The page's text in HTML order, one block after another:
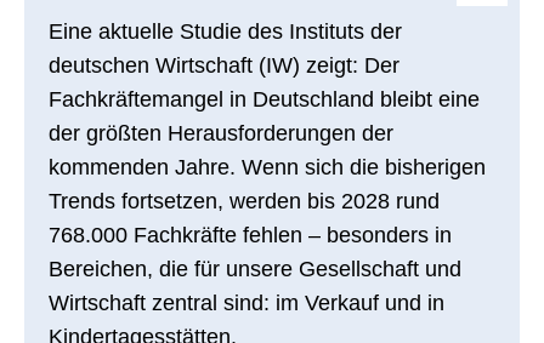
Eine aktuelle Studie des Instituts der
deutschen Wirtschaft (IW) zeigt: Der
Fachkräftemangel in Deutschland bleibt eine
der größten Herausforderungen der
kommenden Jahre. Wenn sich die bisherigen
Trends fortsetzen, werden bis 2028 rund
768.000 Fachkräfte fehlen – besonders in
Bereichen, die für unsere Gesellschaft und
Wirtschaft zentral sind: im Verkauf und in
Kindertagesstätten.